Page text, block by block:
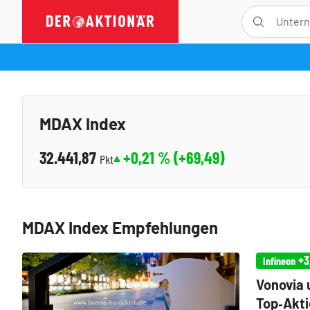
MDAX Index
32.441,87 Pkt +0,21 % (+69,49)
MDAX Index Empfehlungen
Infineon
Vonovia